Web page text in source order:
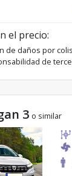
el precio:
de daños por
de
3 o similar